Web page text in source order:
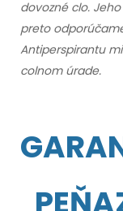
dovozné clo.
preto
Antiperspirantu
colnom úrade.